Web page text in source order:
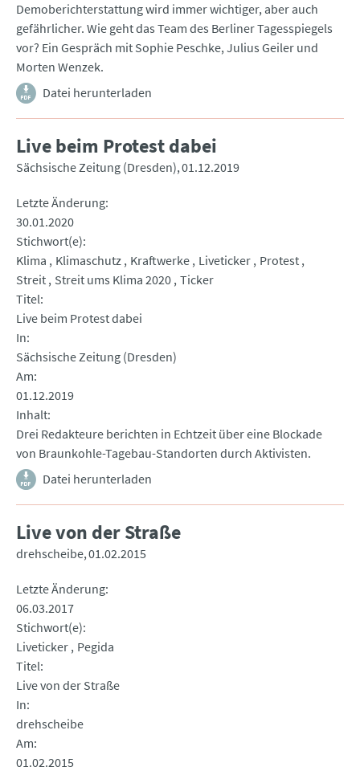
Demoberichterstattung wird immer wichtiger, aber auch
gefährlicher. Wie geht das Team des Berliner Tagesspiegels
vor? Ein Gespräch mit Sophie Peschke, Julius Geiler und
Morten Wenzek.
Datei herunterladen
Live beim Protest dabei
Sächsische Zeitung (Dresden) 01.12.2019
Letzte Änderung
30.01.2020
Stichwort(e)
Klima
Klimaschutz Kraftwerke Liveticker Protest
Streit Streit ums Klima 2020 Ticker
Titel
Live beim Protest dabei
In
Sächsische Zeitung (Dresden)
Am
01.12.2019
Inhalt
Drei Redakteure berichten in Echtzeit über eine Blockade
von Braunkohle-Tagebau-Standorten durch Aktivisten.
Datei herunterladen
Live von der Straße
drehscheibe 01.02.2015
Letzte Änderung
06.03.2017
Stichwort(e)
Liveticker Pegida
Titel
Live von der Straße
In
drehscheibe
Am
01.02.2015